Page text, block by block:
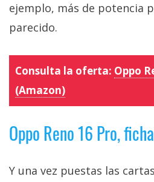
ejemplo, más de potencia
parecido.
Consulta la oferta: Oppo
(Amazon)
Oppo Reno 16 Pro,
Y una vez puestas las